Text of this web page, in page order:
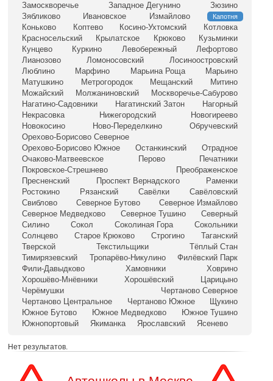
Замоскворечье
Западное Дегунино
Зюзино
Зябликово
Ивановское Измайлово Капотня
Коньково Коптево Косино-Ухтомский
Котловка
Красносельский
Крылатское Крюково
Кузьминки
Кунцево
Куркино Левобережный
Лефортово
Лианозово
Ломоносовский
Лосиноостровский
Люблино
Марфино Марьина Роща
Марьино
Матушкино
Метрогородок Мещанский
Митино
Можайский
Молжаниновский
Москворечье-Сабурово
Нагатино-Садовники
Нагатинский Затон
Нагорный
Некрасовка
Нижегородский
Новогиреево
Новокосино
Ново-Переделкино
Обручевский
Орехово-Борисово Северное
Орехово-Борисово Южное
Останкинский
Отрадное
Очаково-Матвеевское
Перово
Печатники
Покровское-Стрешнево
Преображенское
Пресненский
Проспект Вернадского
Раменки
Ростокино
Рязанский Савёлки
Савёловский
Свиблово
Северное Бутово
Северное Измайлово
Северное Медведково
Северное Тушино
Северный
Силино
Сокол Соколиная Гора
Сокольники
Солнцево
Старое Крюково Строгино
Таганский
Тверской
Текстильщики
Тёплый Стан
Тимирязевский
Тропарёво-Никулино
Филёвский Парк
Фили-Давыдково
Хамовники
Ховрино
Хорошёво-Мнёвники
Хорошёвский
Царицыно
Черёмушки
Чертаново Северное
Чертаново Центральное
Чертаново Южное
Щукино
Южное Бутово
Южное Медведково
Южное Тушино
Южнопортовый
Якиманка Ярославский Ясенево
Нет результатов.